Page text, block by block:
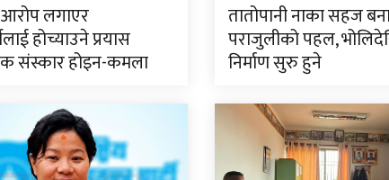
आरोप लगाएर
होच्याउने प्रयास
संस्कार होइन-कमला
तातोपानी नाका सहज
पराजुलीको पहल,
निर्माण सुरु हुने